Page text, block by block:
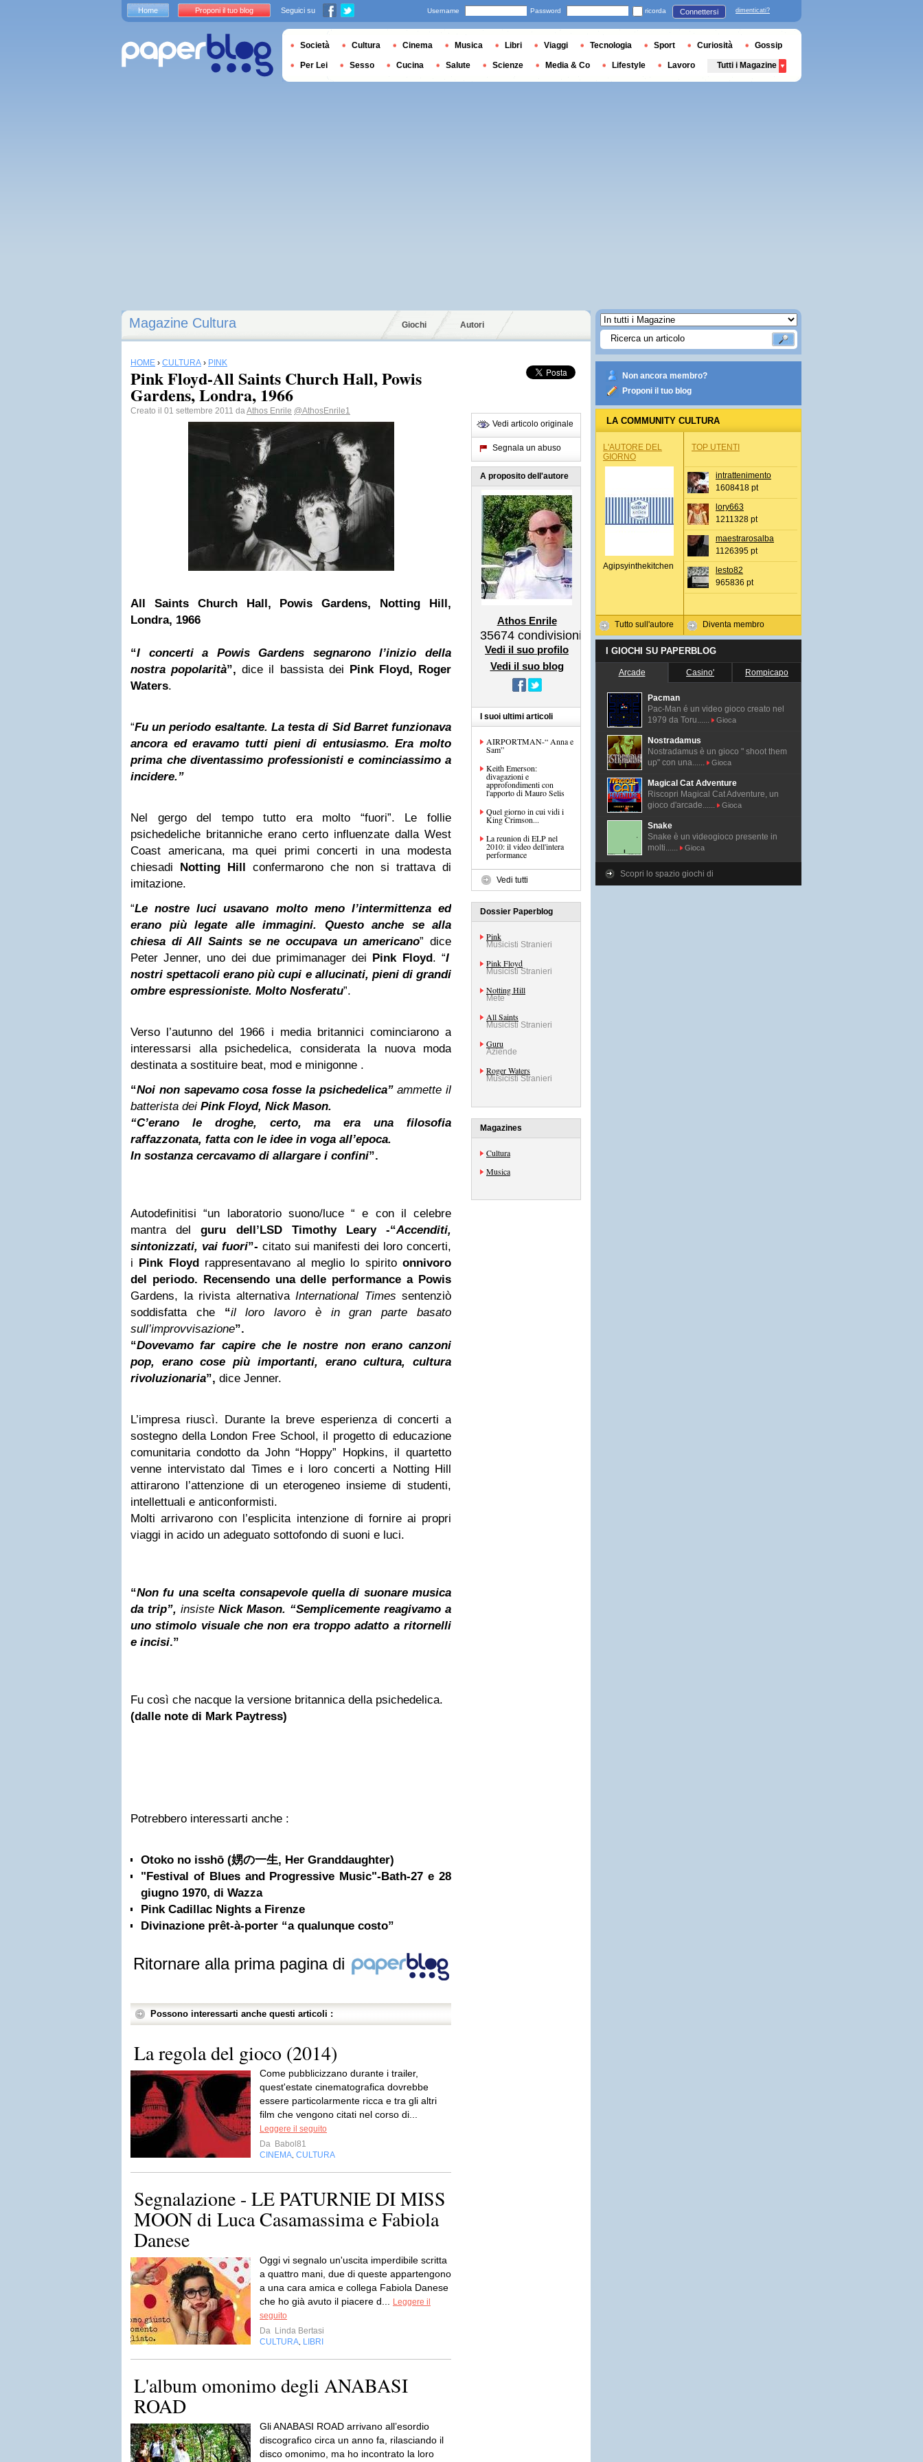
Magazine Cultura Giochi Autori
HOME › CULTURA › PINK
Pink Floyd-All Saints Church Hall, Powis
Gardens, Londra, 1966
Creato il 01 settembre 2011 daAthos Enrile @AthosEnrile1
All SaintsChurch Hall, Powis Gardens, Notting Hill,
Londra, 1966
“I concerti a Powis Gardens segnarono l’inizio della
nostra popolarità”,dice il bassista dei PinkFloyd, Roger
Waters.
“Fu un periodo esaltante. La testa di Sid Barret funzionava
ancora ed eravamo tutti pieni di entusiasmo. Era molto
prima che diventassimo professionisti e cominciassimo a
incidere.”
Nel gergo del tempo tutto era molto “fuori”. Le follie
psichedeliche britanniche erano certo influenzate dallaWest
Coast americana, ma quei primi concerti in una modesta
chiesadi Notting Hill confermarono che non si trattava di
imitazione.
“Le nostre luci usavano molto meno l’intermittenza ed
erano più legate alle immagini. Questo anche se alla
chiesa di All Saints se ne occupava un americano”dice
Peter Jenner, uno dei due primimanager dei Pink Floyd. “I
nostri spettacoli erano più cupi e allucinati, pieni di grandi
ombre espressioniste. Molto Nosferatu”.
Verso l’autunno del 1966 i media britannici cominciarono a
interessarsi alla psichedelica, considerata la nuova moda
destinata a sostituire beat, mod e minigonne .
“Noi non sapevamo cosa fosse la psichedelica”ammette il
batterista dei Pink Floyd, Nick Mason.
“C’erano le droghe, certo, ma era una filosofia
raffazzonata, fatta con le idee in voga all’epoca.
In sostanza cercavamo di allargare i confini”.
Autodefinitisi “un laboratorio suono/luce “ e con il celebre
mantra del
guru dell’LSD Timothy Leary -“Accenditi,
sintonizzati, vai fuori”- citato sui manifesti dei loro concerti,
i Pink Floyd rappresentavano al meglio lo spiritoonnivoro
del periodo. Recensendo una delle performance a Powis
Gardens, la rivista alternativa International Times sentenziò
soddisfatta che“il loro lavoro è in gran parte basato
sull’improvvisazione”.
“Dovevamo far capire che le nostre non erano canzoni
pop, erano cose più importanti, erano cultura, cultura
rivoluzionaria”, dice Jenner.
L’impresa riuscì. Durante la breve esperienza di concerti a
sostegno della London Free School, il progetto di educazione
comunitaria condotto da John “Hoppy” Hopkins, il quartetto
venne intervistato dal Times e i loro concerti a Notting Hill
attirarono l’attenzione di un eterogeneo insieme di studenti,
intellettuali e anticonformisti.
Molti arrivarono con l’esplicita intenzione di fornire ai propri
viaggi in acido un adeguato sottofondo di suoni e luci.
“Non fu una scelta consapevole quella di suonare musica
da trip”, insiste Nick Mason. “Semplicemente reagivamo a
uno stimolo visuale che non era troppo adatto a ritornelli
e incisi.”
Fu così che nacque la versione britannica della psichedelica.
(dalle note di Mark Paytress)
Potrebbero interessarti anche :
Otoko no isshō (娚の一生, Her Granddaughter)
"Festival of Blues and Progressive Music"-Bath-27 e 28
giugno 1970, di Wazza
Pink Cadillac Nights a Firenze
Divinazione prêt-à-porter “a qualunque costo”
Ritornare alla prima pagina di
Possono interessarti anche questi articoli :
La regola del gioco (2014)
Come pubblicizzano durante i trailer,
quest'estate cinematografica dovrebbe
essere particolarmente ricca e tra gli altri
film che vengono citati nel corso di...
Leggere il seguito
Da Babol81
CINEMA CULTURA
Segnalazione - LE PATURNIE DI MISS
MOON di Luca Casamassima e Fabiola
Danese
Oggi vi segnalo un'uscita imperdibile scritta
a quattro mani, due di queste appartengono
a una cara amica e collega Fabiola Danese
che ho già avuto il piacere d...
Leggere il
seguito
Da Linda Bertasi
CULTURA LIBRI
L'album omonimo degli ANABASI
ROAD
Gli ANABASI ROAD arrivano all’esordio
discografico circa un anno fa, rilasciando il
disco omonimo, ma ho incontrato la loro
Vedi articolo originale
Segnala un abuso
A proposito dell'autore
Athos Enrile
35674 condivisioni
Vedi il suo profilo
Vedi il suo blog
I suoi ultimi articoli
AIRPORTMAN-“ Anna e
Sam”
Keith Emerson:
divagazioni e
approfondimenti con
l'apporto di Mauro Selis
Quel giorno in cui vidi i
King Crimson...
La reunion di ELP nel
2010: il video dell'intera
performance
Vedi tutti
Dossier Paperblog
Pink
Musicisti Stranieri
Pink Floyd
Musicisti Stranieri
Notting Hill
Mete
All Saints
Musicisti Stranieri
Guru
Aziende
Roger Waters
Musicisti Stranieri
Magazines
Cultura
Musica
Non ancora membro?
Proponi il tuo blog
LA COMMUNITY CULTURA
L'AUTORE DEL
GIORNO
Agipsyinthekitchen
Tutto sull'autore
TOP UTENTI
intrattenimento
1608418 pt
lory663
1211328 pt
maestrarosalba
1126395 pt
lesto82
965836 pt
Diventa membro
I GIOCHI SU PAPERBLOG
Arcade Casino' Rompicapo
Pacman
Pac-Man é un video gioco creato nel
1979 da Toru......
Gioca
Nostradamus
Nostradamus è un gioco " shoot them
up" con una......
Gioca
Magical Cat Adventure
Riscopri Magical Cat Adventure, un
gioco d'arcade......
Gioca
Snake
Snake è un videogioco presente in
molti......
Gioca
Scopri lo spazio giochi di
Home Proponi il tuo blog Seguici su Username Password ricorda Connettersi dimenticati?
Società Cultura Cinema Musica Libri Viaggi Tecnologia Sport Curiosità Gossip
Per Lei Sesso Cucina Salute Scienze Media & Co Lifestyle Lavoro Tutti i Magazine